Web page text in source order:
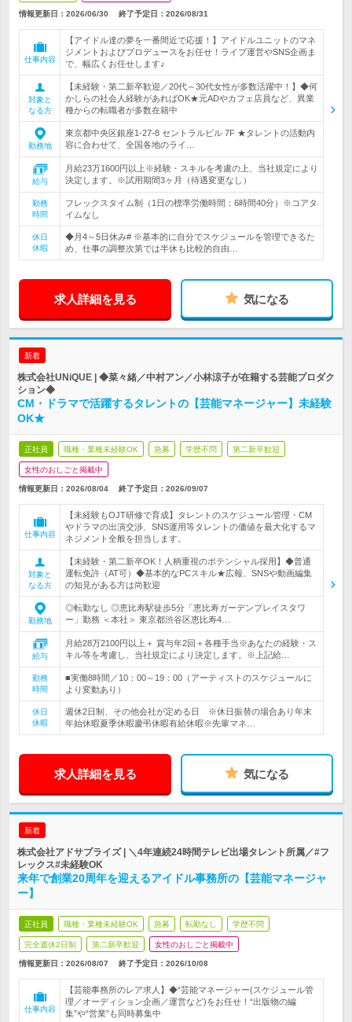
情報更新日：2026/06/30 終了予定日： 2026/08/31
仕事内容
【アイドル達の夢を一番間近で応援！】アイドルユニットのマネ
ジメントおよびプロデュースをお任せ！ライブ運営やSNS企画ま
で、幅広くお任せします♪
対象と
なる方
【未経験・第二新卒歓迎／20代～30代女性が多数活躍中！】◆何
かしらの社会人経験があればOK★元ADやカフェ店員など、異業
種からの転職者が多数在籍中
勤務地
東京都中央区銀座1-27-8 セントラルビル 7F ★タレントの活動内
容に合わせて、全国各地のライ…
給与
月給23万1600円以上※経験・スキルを考慮の上、当社規定により
決定します。※試用期間3ヶ月（待遇変更なし）
勤務
時間
フレックスタイム制（1日の標準労働時間：6時間40分）※コアタ
イムなし
休日
休暇
◆月4～5日休み# ※基本的に自分でスケジュールを管理できるた
め、仕事の調整次第では半休も比較的自由…
求人詳細を見る 気になる
新着
株式会社UNiQUE | ◆菜々緒／中村アン／小林涼子が在籍する芸能プロダク
ション◆
CM・ドラマで活躍するタレントの【芸能マネージャー】未経験
OK★
正社員 職種・業種未経験OK 急募 学歴不問 第二新卒歓迎
女性のおしごと掲載中
情報更新日：2026/08/04 終了予定日： 2026/09/07
仕事内容
【未経験もOJT研修で育成】タレントのスケジュール管理・CM
やドラマの出演交渉、SNS運用等タレントの価値を最大化するマ
ネジメント全般を担当します。
対象と
なる方
【未経験・第二新卒OK！人柄重視のポテンシャル採用】◆普通
運転免許（AT可）◆基本的なPCスキル★広報、SNSや動画編集
の知見がある方は尚歓迎
勤務地
◎転勤なし ◎恵比寿駅徒歩5分「恵比寿ガーデンプレイスタワ
ー」勤務 ＜本社＞ 東京都渋谷区恵比寿4…
給与
月給28万2100円以上＋ 賞与年2回＋各種手当※あなたの経験・ス
キル等を考慮し、当社規定により決定します。※上記給…
勤務
時間
■実働8時間／10：00～19：00（アーティストのスケジュールに
より変動あり）
休日
休暇
週休2日制、その他会社が定める日 ※休日振替の場合あり年末
年始休暇夏季休暇慶弔休暇有給休暇※先輩マネ…
求人詳細を見る 気になる
新着
株式会社アドサプライズ | ＼4年連続24時間テレビ出場タレント所属／#フ
レックス#未経験OK
来年で創業20周年を迎えるアイドル事務所の【芸能マネージャ
ー】
正社員 職種・業種未経験OK 急募 転勤なし 学歴不問
完全週休2日制 第二新卒歓迎 女性のおしごと掲載中
情報更新日：2026/08/07 終了予定日： 2026/10/08
仕事内容
【芸能事務所のレア求人】◆“芸能マネージャー(スケジュール管
理／オーディション企画／運営など)をお任せ！“出版物の編
集”や“営業”も同時募集中